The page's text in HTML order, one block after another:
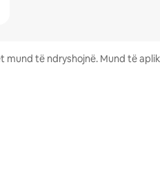
të ndryshojnë. Mund të